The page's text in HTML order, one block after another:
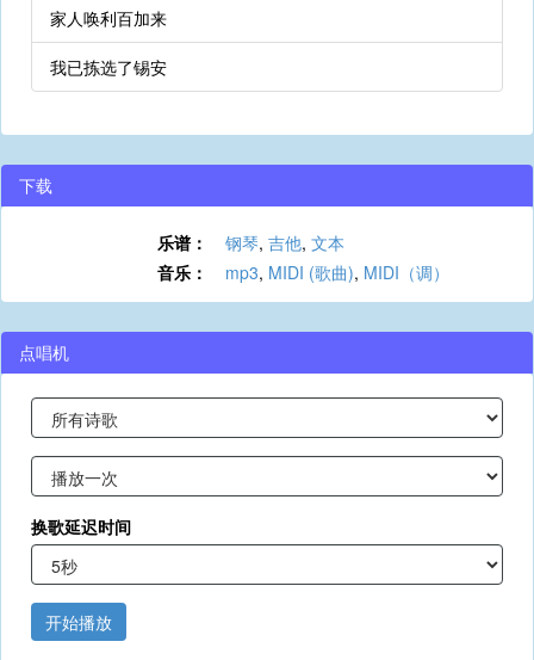
家人唤利百加来
我已拣选了锡安
下载
乐谱： 钢琴, 吉他, 文本
音乐：
mp3, MIDI (歌曲), MIDI（调）
点唱机
换歌延迟时间
开始播放